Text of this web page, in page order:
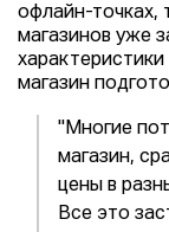
офлайн-точках,
магазинов уже
магазин
"Многие
магазин,
цены в
Все это